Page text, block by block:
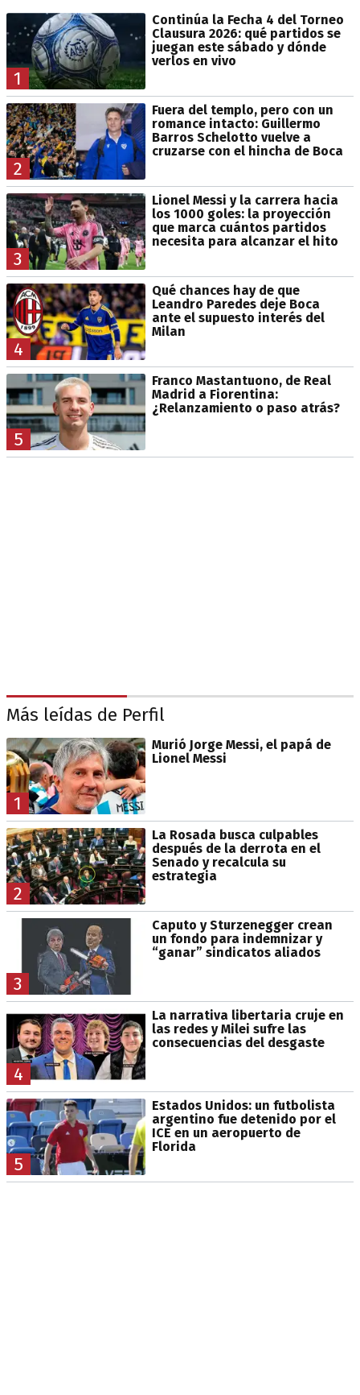
1
Continúa la Fecha 4 del Torneo
Clausura 2026: qué partidos se
juegan este sábado y dónde
verlos en vivo
2
Fuera del templo, pero con un
romance intacto: Guillermo
Barros Schelotto vuelve a
cruzarse con el hincha de Boca
3
Lionel Messi y la carrera hacia
los 1000 goles: la proyección
que marca cuántos partidos
necesita para alcanzar el hito
4
Qué chances hay de que
Leandro Paredes deje Boca
ante el supuesto interés del
Milan
5
Franco Mastantuono, de Real
Madrid a Fiorentina:
¿Relanzamiento o paso atrás?
Más leídas de Perfil
1
Murió Jorge Messi, el papá de
Lionel Messi
2
La Rosada busca culpables
después de la derrota en el
Senado y recalcula su
estrategia
3
Caputo y Sturzenegger crean
un fondo para indemnizar y
“ganar” sindicatos aliados
4
La narrativa libertaria cruje en
las redes y Milei sufre las
consecuencias del desgaste
5
Estados Unidos: un futbolista
argentino fue detenido por el
ICE en un aeropuerto de
Florida